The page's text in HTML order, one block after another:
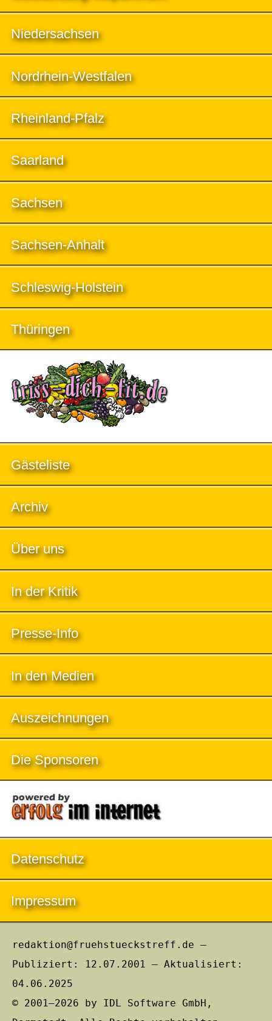
Niedersachsen
Nordrhein-Westfalen
Rheinland-Pfalz
Saarland
Sachsen
Sachsen-Anhalt
Schleswig-Holstein
Thüringen
Gästeliste
Archiv
Über uns
In der Kritik
Presse-Info
In den Medien
Auszeichnungen
Die Sponsoren
Datenschutz
Impressum
redaktion@fruehstueckstreff.de –
Publiziert: 12.07.2001 – Aktualisiert:
04.06.2025
© 2001–2026 by IDL Software GmbH,